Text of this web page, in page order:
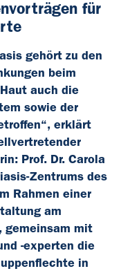
für
gehört zu den
beim
auch die
sowie der
erklärt
Prof. Dr. Carola
Zentrums des
Rahmen einer
am
gemeinsam mit
-experten die
in